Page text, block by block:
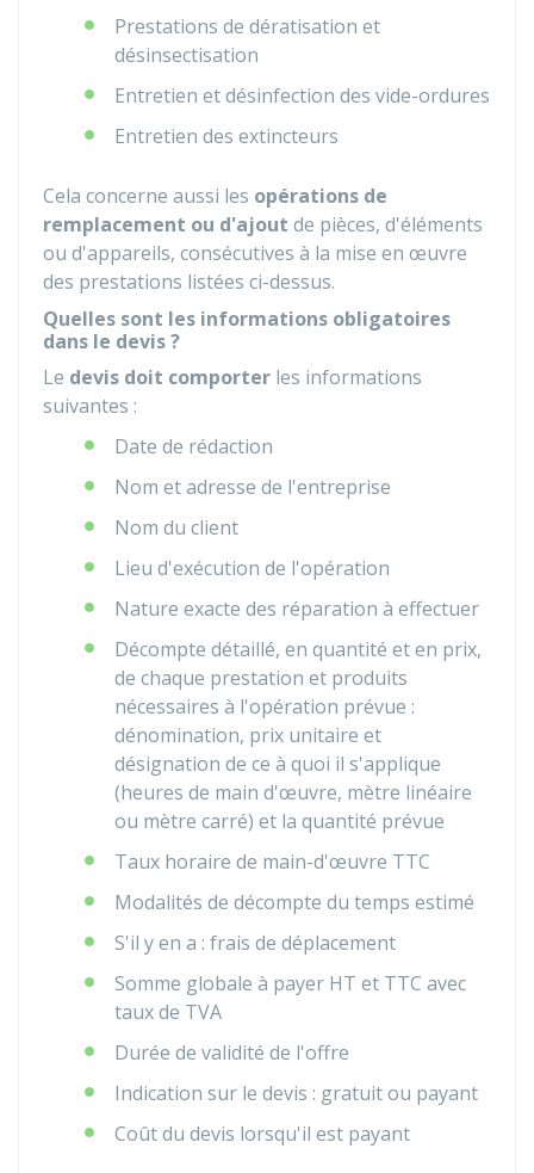
Prestations de dératisation et
désinsectisation
Entretien et désinfection des vide-ordures
Entretien des extincteurs
Cela concerne aussi les opérations de
remplacement ou d'ajout de pièces, d'éléments
ou d'appareils, consécutives à la mise en œuvre
des prestations listées ci-dessus.
Quelles sont les informations obligatoires
dans le devis ?
Le devis doit comporter les informations
suivantes :
Date de rédaction
Nom et adresse de l'entreprise
Nom du client
Lieu d'exécution de l'opération
Nature exacte des réparation à effectuer
Décompte détaillé, en quantité et en prix,
de chaque prestation et produits
nécessaires à l'opération prévue :
dénomination, prix unitaire et
désignation de ce à quoi il s'applique
(heures de main d'œuvre, mètre linéaire
ou mètre carré) et la quantité prévue
Taux horaire de main-d'œuvre TTC
Modalités de décompte du temps estimé
S'il y en a : frais de déplacement
Somme globale à payer HT et TTC avec
taux de TVA
Durée de validité de l'offre
Indication sur le devis : gratuit ou payant
Coût du devis lorsqu'il est payant